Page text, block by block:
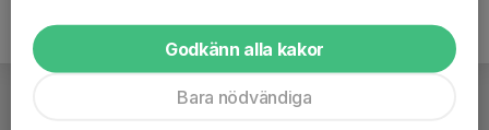
Godkänn alla kakor
Bara nödvändiga